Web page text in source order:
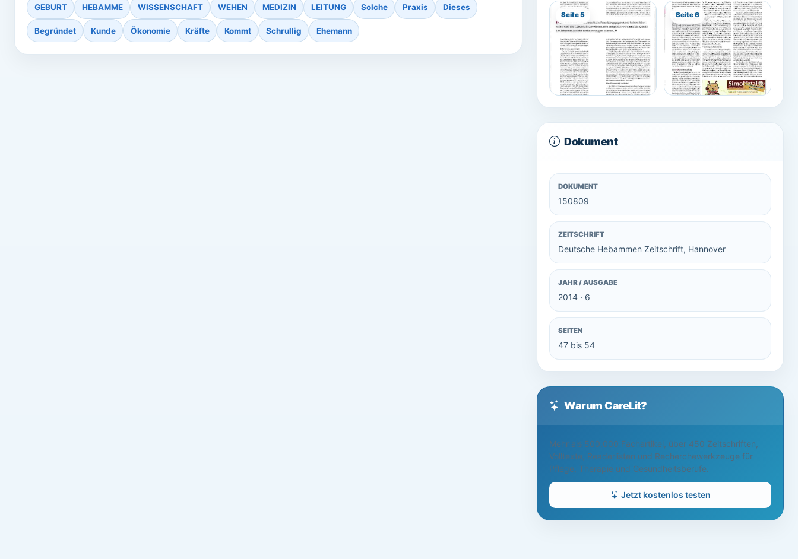
GEBURT HEBAMME WISSENSCHAFT WEHEN MEDIZIN LEITUNG Solche Praxis Dieses
Begründet Kunde Ökonomie Kräfte Kommt Schrullig Ehemann
Seite 5 Seite 6
Dokument
DOKUMENT
150809
ZEITSCHRIFT
Deutsche Hebammen Zeitschrift, Hannover
JAHR / AUSGABE
2014 · 6
SEITEN
47 bis 54
Warum CareLit?
Mehr als 500.000 Fachartikel, über 450 Zeitschriften,
Volltexte, Readerlisten und Recherchewerkzeuge für
Pflege, Therapie und Gesundheitsberufe.
Jetzt kostenlos testen